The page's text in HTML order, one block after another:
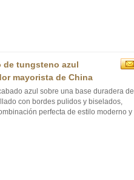
de tungsteno azul
mayorista de China
azul sobre una base duradera de
con bordes pulidos y biselados,
perfecta de estilo moderno y